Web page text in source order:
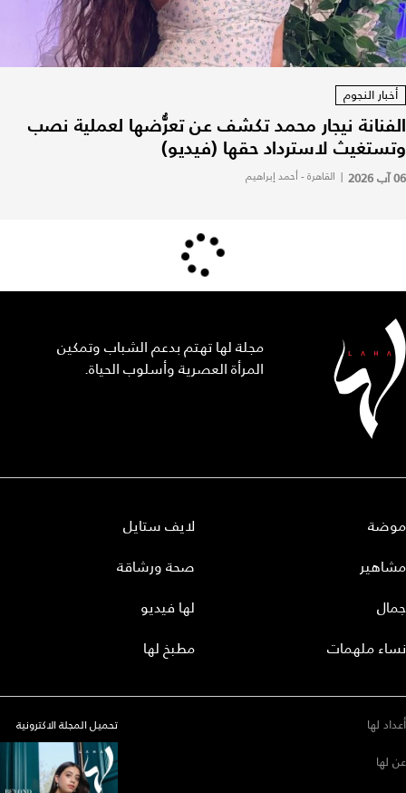
أخبار النجوم
الفنانة نيجار محمد تكشف عن تعرُّضها لعملية نصب
وتستغيث لاسترداد حقها (فيديو)
06 آب 2026 | القاهرة - أحمد إبراهيم
مجلة لها تهتم بدعم الشباب وتمكين
المرأة العصرية وأسلوب الحياة.
موضة
مشاهير
جمال
نساء ملهمات
لايف ستايل
صحة ورشاقة
لها فيديو
مطبخ لها
أعداد لها
عن لها
تحميل المجلة الاكترونية